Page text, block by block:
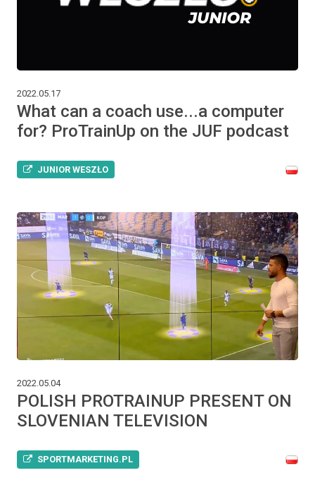
2022.05.17
What can a coach use...a computer
for? ProTrainUp on the JUF podcast
JUNIOR WESZŁO
2022.05.04
POLISH PROTRAINUP PRESENT ON
SLOVENIAN TELEVISION
SPORTMARKETING.PL